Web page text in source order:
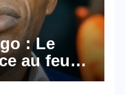
: Le
au feu
la